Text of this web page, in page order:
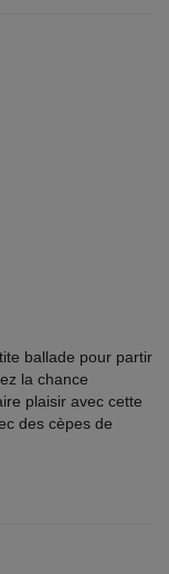
ballade pour partir
la chance
plaisir avec cette
des cèpes de